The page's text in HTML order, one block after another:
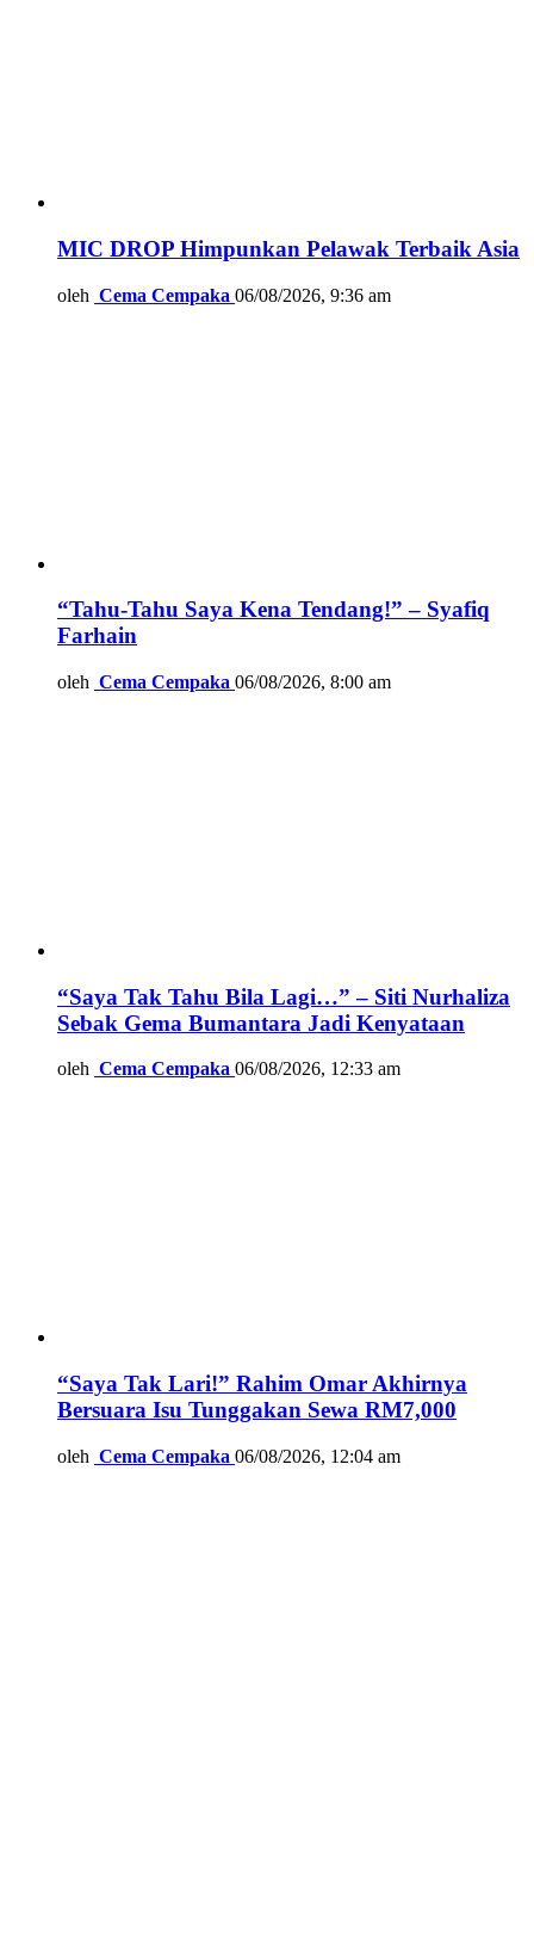
MIC DROP Himpunkan Pelawak Terbaik Asia
oleh Cema Cempaka 06/08/2026, 9:36 am
“Tahu-Tahu Saya Kena Tendang!” – Syafiq
Farhain
oleh Cema Cempaka 06/08/2026, 8:00 am
“Saya Tak Tahu Bila Lagi…” – Siti Nurhaliza
Sebak Gema Bumantara Jadi Kenyataan
oleh Cema Cempaka 06/08/2026, 12:33 am
“Saya Tak Lari!” Rahim Omar Akhirnya
Bersuara Isu Tunggakan Sewa RM7,000
oleh Cema Cempaka 06/08/2026, 12:04 am